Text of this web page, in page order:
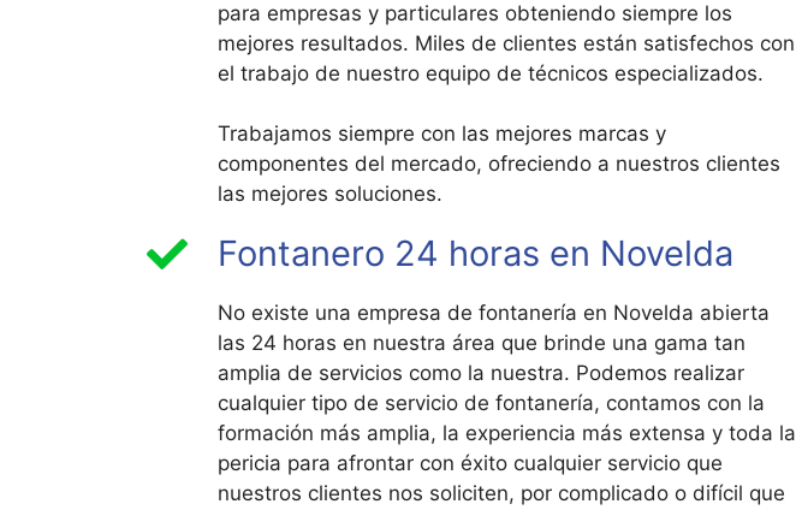
para empresas y particulares obteniendo siempre los
mejores resultados. Miles de clientes están satisfechos con
el trabajo de nuestro equipo de técnicos especializados.
Trabajamos siempre con las mejores marcas y
componentes del mercado, ofreciendo a nuestros clientes
las mejores soluciones.
Fontanero 24 horas en Novelda
No existe una empresa de fontanería en Novelda abierta
las 24 horas en nuestra área que brinde una gama tan
amplia de servicios como la nuestra. Podemos realizar
cualquier tipo de servicio de fontanería, contamos con la
formación más amplia, la experiencia más extensa y toda la
pericia para afrontar con éxito cualquier servicio que
nuestros clientes nos soliciten, por complicado o difícil que